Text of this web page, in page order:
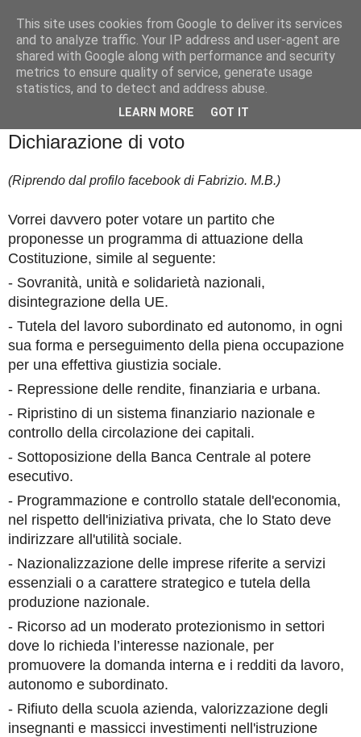
Badiale & Tringali
Dichiarazione di voto
(Riprendo dal profilo facebook di Fabrizio. M.B.)
Vorrei davvero poter votare un partito che
proponesse un programma di attuazione della
Costituzione, simile al seguente:
- Sovranità, unità e solidarietà nazionali,
disintegrazione della UE.
- Tutela del lavoro subordinato ed autonomo, in ogni
sua forma e perseguimento della piena occupazione
per una effettiva giustizia sociale.
- Repressione delle rendite, finanziaria e urbana.
- Ripristino di un sistema finanziario nazionale e
controllo della circolazione dei capitali.
- Sottoposizione della Banca Centrale al potere
esecutivo.
- Programmazione e controllo statale dell'economia,
nel rispetto dell'iniziativa privata, che lo Stato deve
indirizzare all'utilità sociale.
- Nazionalizzazione delle imprese riferite a servizi
essenziali o a carattere strategico e tutela della
produzione nazionale.
- Ricorso ad un moderato protezionismo in settori
dove lo richieda l’interesse nazionale, per
promuovere la domanda interna e i redditi da lavoro,
autonomo e subordinato.
- Rifiuto della scuola azienda, valorizzazione degli
insegnanti e massicci investimenti nell'istruzione
This site uses cookies from Google to deliver its services
and to analyze traffic. Your IP address and user-agent are
shared with Google along with performance and security
metrics to ensure quality of service, generate usage
statistics, and to detect and address abuse.
LEARN MORE GOT IT